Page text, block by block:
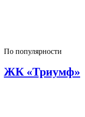
По популярности
ЖК «Триумф»